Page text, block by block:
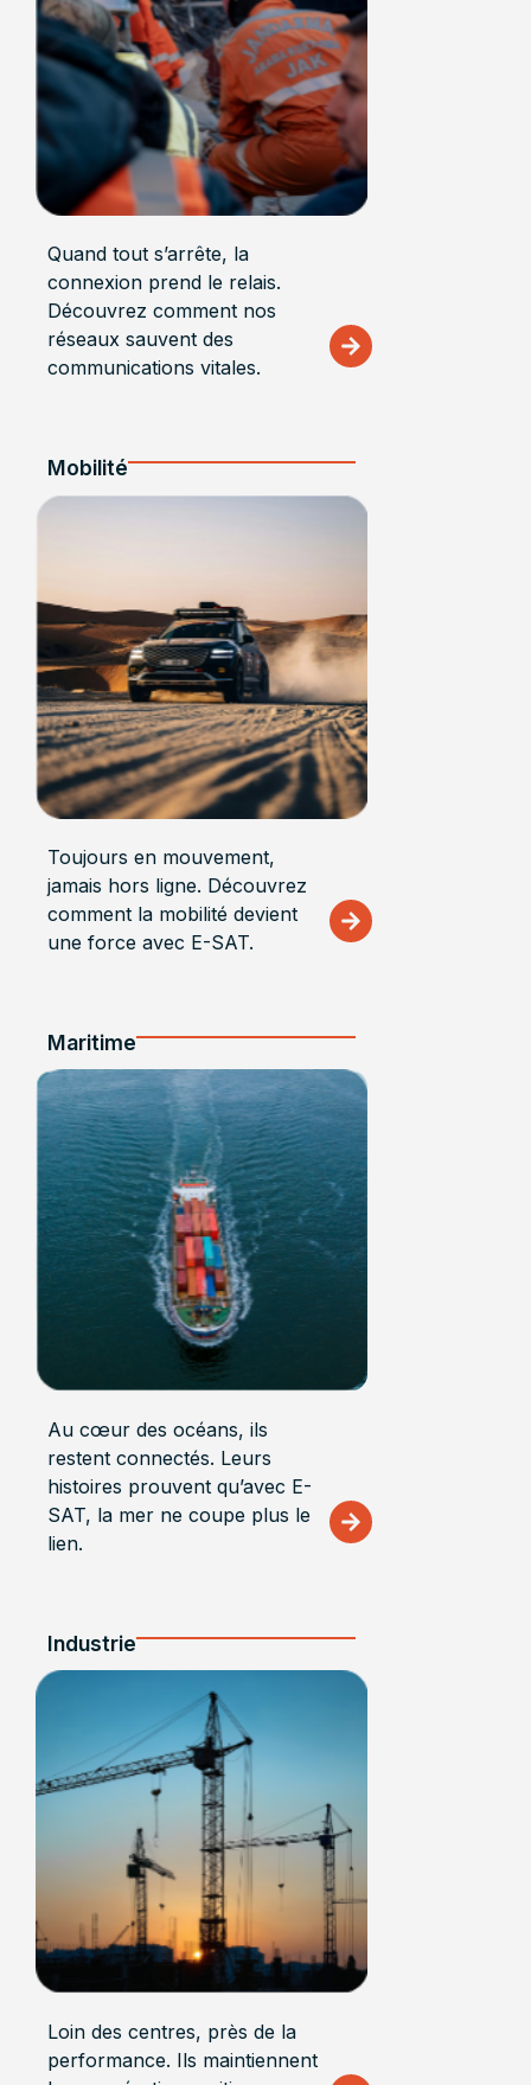
Quand tout s’arrête, la
connexion prend le relais.
Découvrez comment nos
réseaux sauvent des
communications vitales.
Mobilité
Toujours en mouvement,
jamais hors ligne. Découvrez
comment la mobilité devient
une force avec E-SAT.
Maritime
Au cœur des océans, ils
restent connectés. Leurs
histoires prouvent qu’avec E-
SAT, la mer ne coupe plus le
lien.
Industrie
Loin des centres, près de la
performance. Ils maintiennent